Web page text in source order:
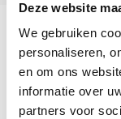
Deze website
We gebruiken
personaliseren,
en om ons
informatie over
partners voor
Unieke
en bijenfans